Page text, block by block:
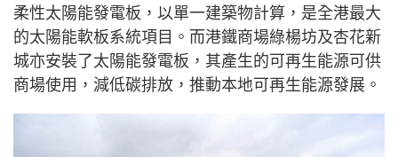
柔性太陽能發電板，以單一建築物計算，是全港最大
的太陽能軟板系統項目。而港鐵商場綠楊坊及杏花新
城亦安裝了太陽能發電板，其產生的可再生能源可供
商場使用，減低碳排放，推動本地可再生能源發展。